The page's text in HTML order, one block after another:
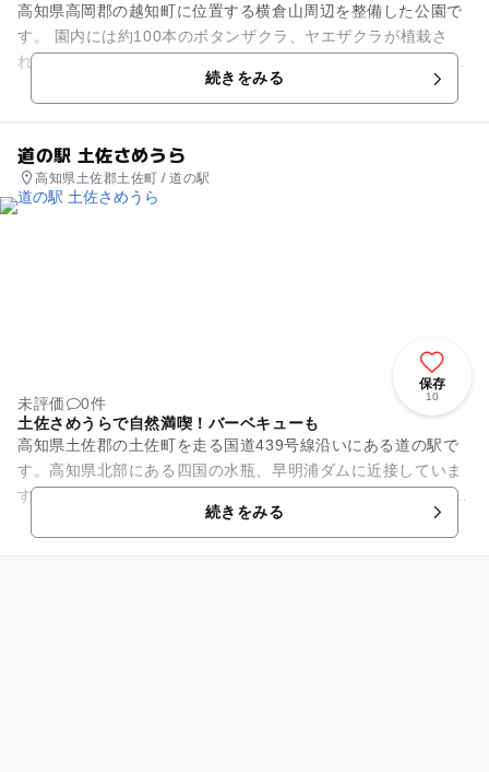
高知県高岡郡の越知町に位置する横倉山周辺を整備した公園で
す。 園内には約100本のボタンザクラ、ヤエザクラが植栽さ
れ、例年4月中旬から5月上旬のシーズンには、たくさんのお花
続きをみる
道の駅 土佐さめうら
高知県土佐郡土佐町 / 道の駅
保存
10
未評価
0件
土佐さめうらで自然満喫！バーベキューも
高知県土佐郡の土佐町を走る国道439号線沿いにある道の駅で
す。高知県北部にある四国の水瓶、早明浦ダムに近接していま
す。春には桜、秋には紅葉を楽しむことができます。 道の駅
続きをみる